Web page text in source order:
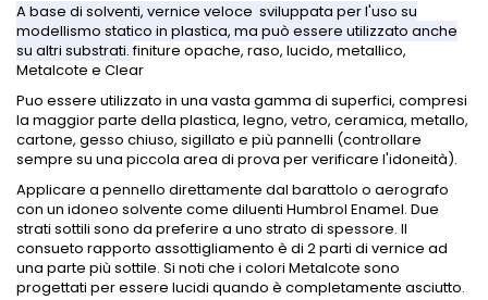
A base di solventi, vernice veloce sviluppata per l'uso su
modellismo statico in plastica, ma può essere utilizzato anche
su altri substrati.finiture opache, raso, lucido, metallico,
Metalcote e Clear
Puo essere utilizzato in una vasta gamma di superfici, compresi
la maggior parte della plastica, legno, vetro, ceramica, metallo,
cartone, gesso chiuso, sigillato e più pannelli (controllare
sempre su una piccola area di prova per verificare l'idoneità).
Applicare a pennello direttamente dal barattolo o aerografo
con un idoneo solvente come diluenti Humbrol Enamel. Due
strati sottili sono da preferire a uno strato di spessore. Il
consueto rapporto assottigliamento è di 2 parti di vernice ad
una parte più sottile. Si noti che i colori Metalcote sono
progettati per essere lucidi quando è completamente asciutto.